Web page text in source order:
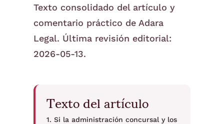
Texto consolidado del artículo y
comentario práctico de Adara
Legal. Última revisión editorial:
2026-05-13.
Texto del artículo
1. Si la administración concursal y los